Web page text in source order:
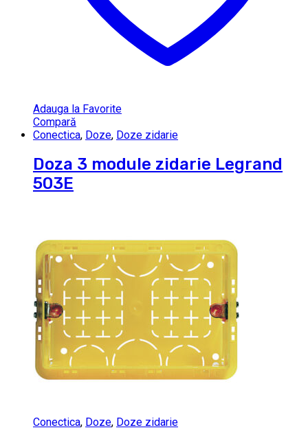
Adauga la Favorite
Compară
Conectica, Doze, Doze zidarie
Doza 3 module zidarie Legrand
503E
Conectica, Doze, Doze zidarie